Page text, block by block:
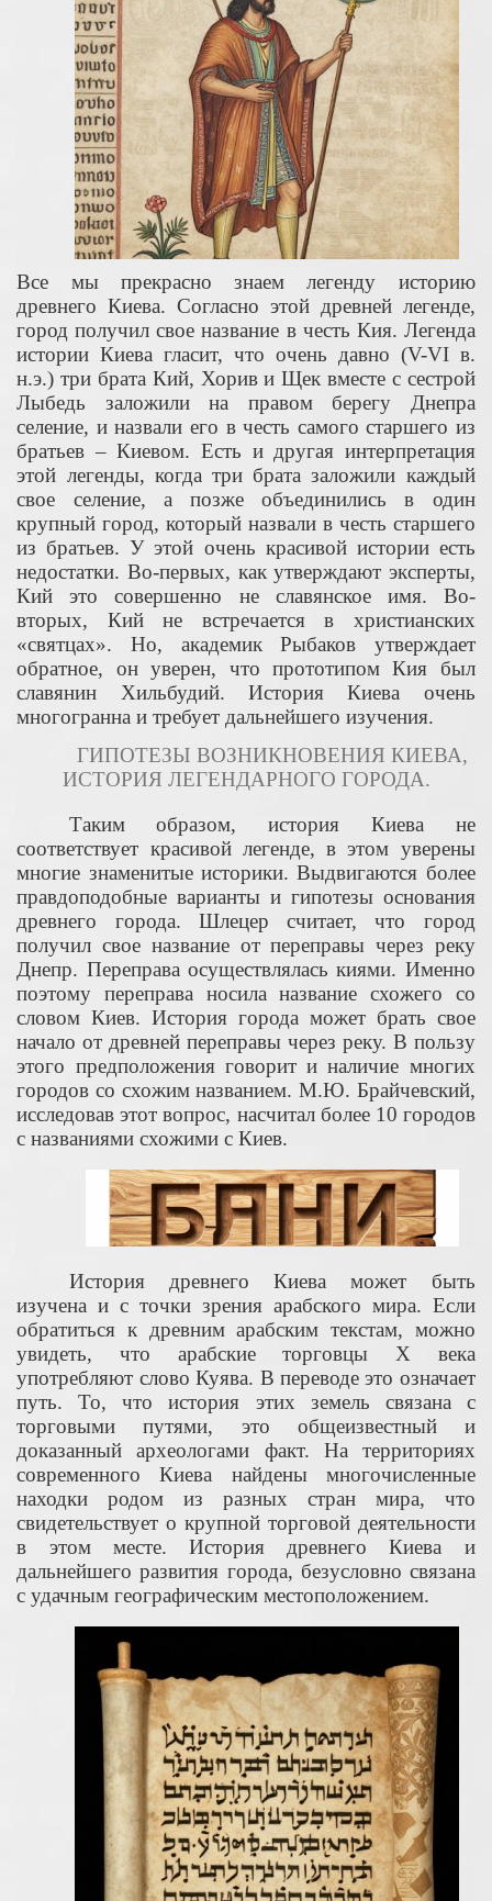
Все мы прекрасно знаем легенду историю
древнего Киева. Согласно этой древней легенде,
город получил свое название в честь Кия. Легенда
истории Киева гласит, что очень давно (V-VI в.
н.э.) три брата Кий, Хорив и Щек вместе с сестрой
Лыбедь заложили на правом берегу Днепра
селение, и назвали его в честь самого старшего из
братьев – Киевом. Есть и другая интерпретация
этой легенды, когда три брата заложили каждый
свое селение, а позже объединились в один
крупный город, который назвали в честь старшего
из братьев. У этой очень красивой истории есть
недостатки. Во-первых, как утверждают эксперты,
Кий это совершенно не славянское имя. Во-
вторых, Кий не встречается в христианских
«святцах». Но, академик Рыбаков утверждает
обратное, он уверен, что прототипом Кия был
славянин Хильбудий. История Киева очень
многогранна и требует дальнейшего изучения.
ГИПОТЕЗЫ ВОЗНИКНОВЕНИЯ КИЕВА,
ИСТОРИЯ ЛЕГЕНДАРНОГО ГОРОДА.
Таким образом, история Киева не
соответствует красивой легенде, в этом уверены
многие знаменитые историки. Выдвигаются более
правдоподобные варианты и гипотезы основания
древнего города. Шлецер считает, что город
получил свое название от переправы через реку
Днепр. Переправа осуществлялась киями. Именно
поэтому переправа носила название схожего со
словом Киев. История города может брать свое
начало от древней переправы через реку. В пользу
этого предположения говорит и наличие многих
городов со схожим названием. М.Ю. Брайчевский,
исследовав этот вопрос, насчитал более 10 городов
с названиями схожими с Киев.
История древнего Киева может быть
изучена и с точки зрения арабского мира. Если
обратиться к древним арабским текстам, можно
увидеть, что арабские торговцы X века
употребляют слово Куява. В переводе это означает
путь. То, что история этих земель связана с
торговыми путями, это общеизвестный и
доказанный археологами факт. На территориях
современного Киева найдены многочисленные
находки родом из разных стран мира, что
свидетельствует о крупной торговой деятельности
в этом месте. История древнего Киева и
дальнейшего развития города, безусловно связана
с удачным географическим местоположением.